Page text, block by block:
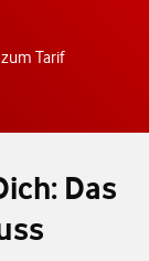
Tarif
Das